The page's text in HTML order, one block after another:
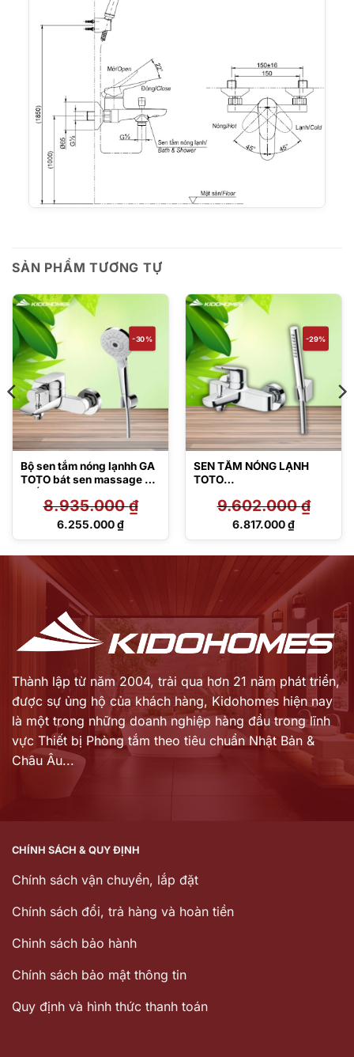
SẢN PHẨM TƯƠNG TỰ
-30%
Bộ sen tắm nóng lạnhh GA
TOTO bát sen massage 3
TBG04302VA/TBW01035
8.935.000₫
Giá
6.255.000₫
Giá
-29%
SEN TẮM NÓNG LẠNH
TOTO
9.602.000₫
Giá
9.602.000 ₫.
6.817.000₫
Giá
6.817.000 ₫.
Thành lập từ năm 2004, trải qua hơn 21 năm phát triển,
được sự ủng hộ của khách hàng, Kidohomes hiện nay
là một trong những doanh nghiệp hàng đầu trong lĩnh
vực Thiết bị Phòng tắm theo tiêu chuẩn Nhật Bản &
Châu Âu...
CHÍNH SÁCH & QUY ĐỊNH
Chính sách vận chuyển, lắp đặt
Chính sách đổi, trả hàng và hoàn tiền
Chinh sách bảo hành
Chính sách bảo mật thông tin
Quy định và hình thức thanh toán